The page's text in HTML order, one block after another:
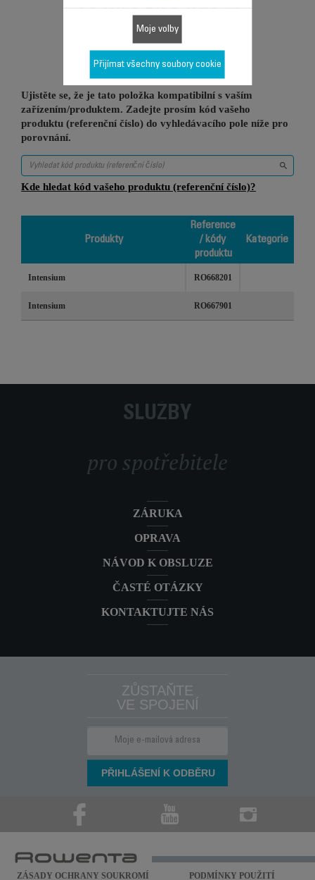
Je vhodné pro 2
produktů
Ujistěte se, že je tato položka kompatibilní s vaším
zařízením/produktem. Zadejte prosím kód vašeho
produktu (referenční číslo) do vyhledávacího pole níže pro
porovnání.
Kde hledat kód vašeho produktu (referenční číslo)?
Produkty
Reference
/ kódy
produktu
Kategorie
Intensium RO668201
Intensium RO667901
SLUŽBY
pro spotřebitele
ZÁRUKA
OPRAVA
NÁVOD K OBSLUZE
ČASTÉ OTÁZKY
KONTAKTUJTE NÁS
ZŮSTAŇTE
VE SPOJENÍ
ZÁSADY OCHRANY SOUKROMÍ PODMÍNKY POUŽITÍ
Moje volby
Přijímat všechny soubory cookie